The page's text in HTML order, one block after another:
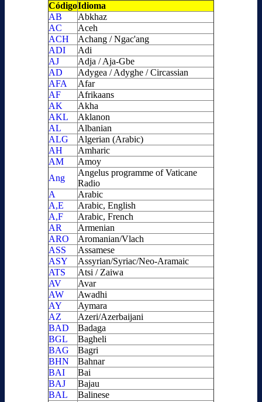
CódigoIdioma
AB
Abkhaz
AC
Aceh
ACH
Achang / Ngac'ang
ADI
Adi
AJ
Adja / Aja-Gbe
AD
Adygea / Adyghe / Circassian
AFA
Afar
AF
Afrikaans
AK
Akha
AKL
Aklanon
AL
Albanian
ALG
Algerian (Arabic)
AH
Amharic
AM
Amoy
Ang
Angelus programme of Vaticane
Radio
A
Arabic
A,E
Arabic, English
A,F
Arabic, French
AR
Armenian
ARO
Aromanian/Vlach
ASS
Assamese
ASY
Assyrian/Syriac/Neo-Aramaic
ATS
Atsi / Zaiwa
AV
Avar
AW
Awadhi
AY
Aymara
AZ
Azeri/Azerbaijani
BAD
Badaga
BGL
Bagheli
BAG
Bagri
BHN
Bahnar
BAI
Bai
BAJ
Bajau
BAL
Balinese